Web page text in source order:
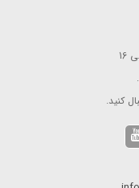
کنید.